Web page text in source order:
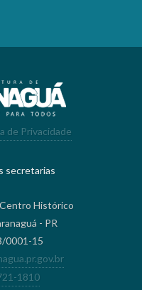
de Privacidade
secretarias
Histórico
- PR
0001-15
1810